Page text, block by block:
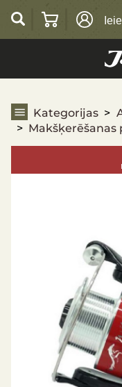
Kategorijas